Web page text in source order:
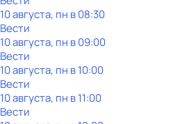
10 августа, пн в 08:30
Вести
10 августа, пн в 09:00
Вести
10 августа, пн в 10:00
Вести
10 августа, пн в 11:00
Вести